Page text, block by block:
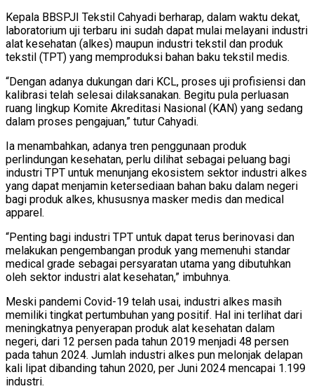
Kepala BBSPJI Tekstil Cahyadi berharap, dalam waktu dekat,
laboratorium uji terbaru ini sudah dapat mulai melayani industri
alat kesehatan (alkes) maupun industri tekstil dan produk
tekstil (TPT) yang memproduksi bahan baku tekstil medis.
“Dengan adanya dukungan dari KCL, proses uji profisiensi dan
kalibrasi telah selesai dilaksanakan. Begitu pula perluasan
ruang lingkup Komite Akreditasi Nasional (KAN) yang sedang
dalam proses pengajuan,” tutur Cahyadi.
Ia menambahkan, adanya tren penggunaan produk
perlindungan kesehatan, perlu dilihat sebagai peluang bagi
industri TPT untuk menunjang ekosistem sektor industri alkes
yang dapat menjamin ketersediaan bahan baku dalam negeri
bagi produk alkes, khususnya masker medis dan medical
apparel.
“Penting bagi industri TPT untuk dapat terus berinovasi dan
melakukan pengembangan produk yang memenuhi standar
medical grade sebagai persyaratan utama yang dibutuhkan
oleh sektor industri alat kesehatan,” imbuhnya.
Meski pandemi Covid-19 telah usai, industri alkes masih
memiliki tingkat pertumbuhan yang positif. Hal ini terlihat dari
meningkatnya penyerapan produk alat kesehatan dalam
negeri, dari 12 persen pada tahun 2019 menjadi 48 persen
pada tahun 2024. Jumlah industri alkes pun melonjak delapan
kali lipat dibanding tahun 2020, per Juni 2024 mencapai 1.199
industri.